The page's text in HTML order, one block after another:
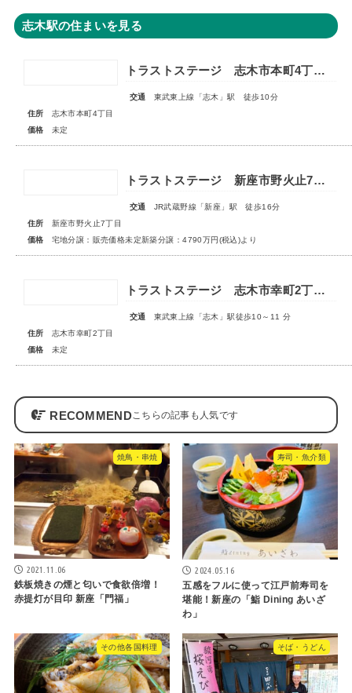
志木駅の住まいを見る
トラストステージ 志木市本町4丁目17期 全7区画■第一期分譲 販売予告■
交通
東武東上線「志木」駅 徒歩10分
住所
志木市本町4丁目
価格
未定
トラストステージ 新座市野火止7丁目51期 全26区画◆第1期分譲3次販売 宅地分譲 販売予告◆◆第2期分譲1次販売 新築分譲住宅 販売開始◆
交通
JR武蔵野線「新座」駅 徒歩16分
住所
新座市野火止7丁目
価格
宅地分譲：販売価格未定新築分譲：4790万円(税込)より
トラストステージ 志木市幸町2丁目25期 全10区画◆第1期分譲 2次販売 宅地分譲3区画◆ ◇販売予告◇
交通
東武東上線「志木」駅徒歩10～11 分
住所
志木市幸町2丁目
価格
未定
RECOMMEND
焼鳥・串焼
2021.11.06
鉄板焼きの煙と匂いで食欲倍増！
赤提灯が目印 新座「門福」
寿司・魚介類
2024.05.16
五感をフルに使って江戸前寿司を
堪能！新座の「鮨 Dining あいざ
わ」
その他各国料理 そば・うどん